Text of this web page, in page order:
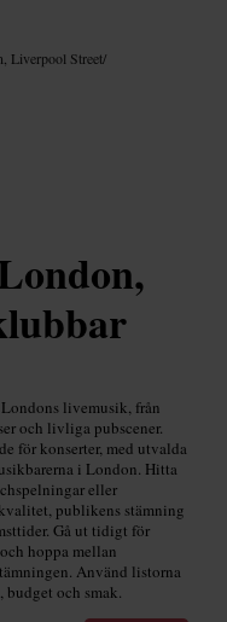
Liverpool Street/
livemusik, från
och livliga pubscener.
för konserter, med utvalda
i London. Hitta
eller
publikens stämning
Gå ut tidigt för
hoppa mellan
Använd listorna
budget och smak.